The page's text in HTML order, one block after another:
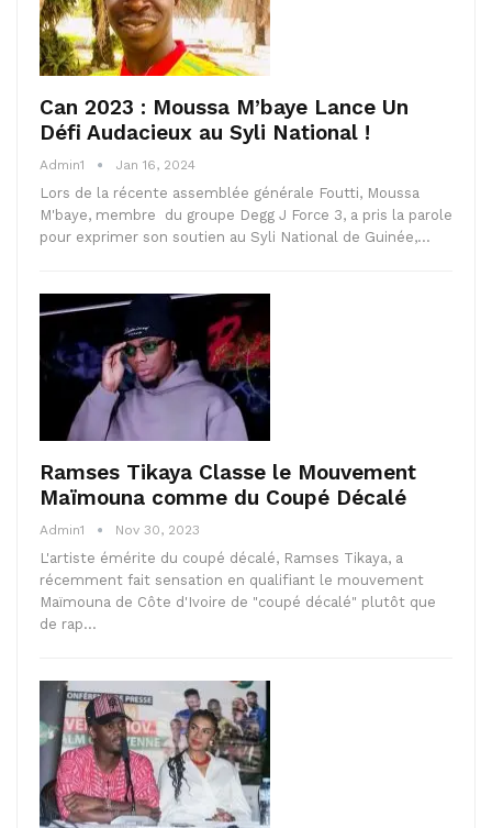
Can 2023 : Moussa M’baye Lance Un
Défi Audacieux au Syli National !
Admin1 Jan 16, 2024
Lors de la récente assemblée générale Foutti, Moussa
M'baye, membre du groupe Degg J Force 3, a pris la parole
pour exprimer son soutien au Syli National de Guinée,…
Ramses Tikaya Classe le Mouvement
Maïmouna comme du Coupé Décalé
Admin1 Nov 30, 2023
L'artiste émérite du coupé décalé, Ramses Tikaya, a
récemment fait sensation en qualifiant le mouvement
Maïmouna de Côte d'Ivoire de "coupé décalé" plutôt que
de rap…